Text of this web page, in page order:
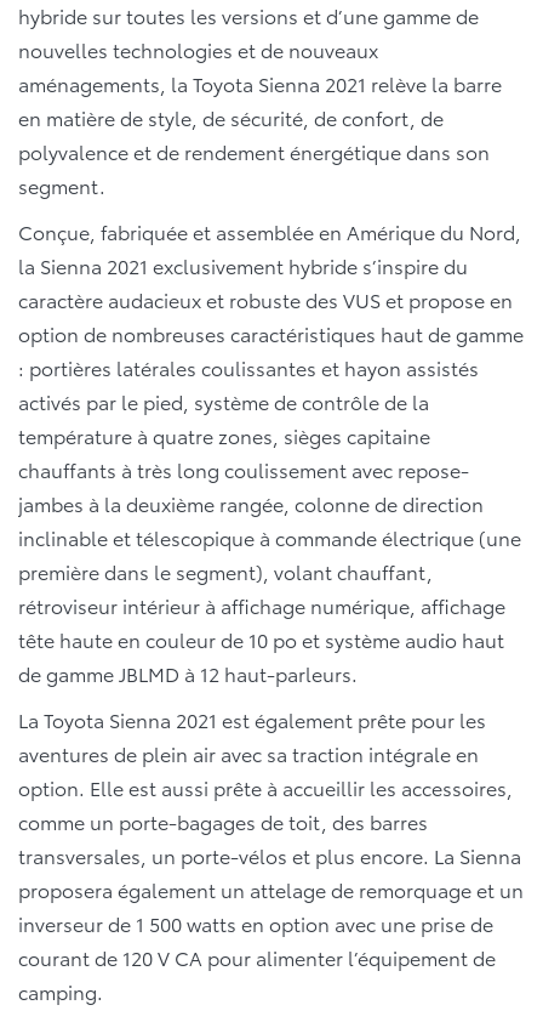
hybride sur toutes les versions et d’une gamme de
nouvelles technologies et de nouveaux
aménagements, la Toyota Sienna 2021 relève la barre
en matière de style, de sécurité, de confort, de
polyvalence et de rendement énergétique dans son
segment.
Conçue, fabriquée et assemblée en Amérique du Nord,
la Sienna 2021 exclusivement hybride s’inspire du
caractère audacieux et robuste des VUS et propose en
option de nombreuses caractéristiques haut de gamme
: portières latérales coulissantes et hayon assistés
activés par le pied, système de contrôle de la
température à quatre zones, sièges capitaine
chauffants à très long coulissement avec repose-
jambes à la deuxième rangée, colonne de direction
inclinable et télescopique à commande électrique (une
première dans le segment), volant chauffant,
rétroviseur intérieur à affichage numérique, affichage
tête haute en couleur de 10 po et système audio haut
de gamme JBLMD à 12 haut-parleurs.
La Toyota Sienna 2021 est également prête pour les
aventures de plein air avec sa traction intégrale en
option. Elle est aussi prête à accueillir les accessoires,
comme un porte-bagages de toit, des barres
transversales, un porte-vélos et plus encore. La Sienna
proposera également un attelage de remorquage et un
inverseur de 1 500 watts en option avec une prise de
courant de 120 V CA pour alimenter l’équipement de
camping.